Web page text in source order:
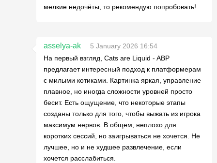
мелкие недочёты, то рекомендую попробовать!
asselya-ak
5 January 2026 16:54
На первый взгляд, Cats are Liquid - ABP
предлагает интересный подход к платформерам
с милыми котиками. Картинка яркая, управление
плавное, но иногда сложности уровней просто
бесит. Есть ощущение, что некоторые этапы
созданы только для того, чтобы выжать из игрока
максимум нервов. В общем, неплохо для
коротких сессий, но заигрываться не хочется. Не
лучшее, но и не худшее развлечение, если
хочется расслабиться.